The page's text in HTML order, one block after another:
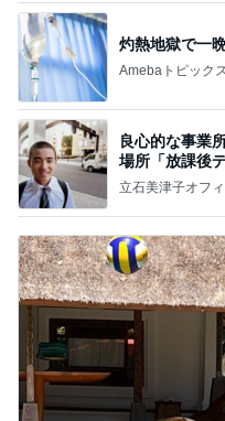
灼熱地獄で一
Amebaトピックス
良心的な事業
場所「放課後
実の
立石美津子オフ